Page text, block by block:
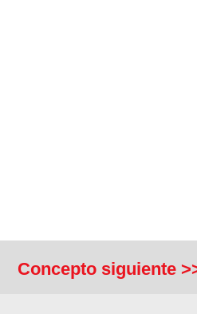
Concepto siguiente